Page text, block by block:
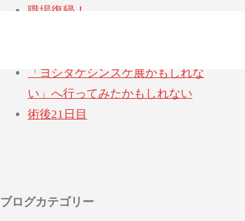
職場復帰！
「ヨシタケシンスケ展かもしれな
い」へ行ってみたかもしれない
術後21日目
ブログカテゴリー